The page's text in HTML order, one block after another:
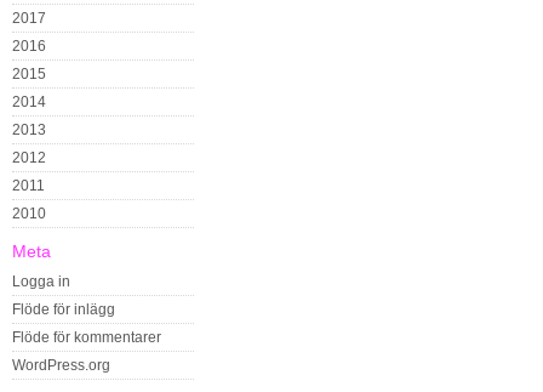
2017
2016
2015
2014
2013
2012
2011
2010
Meta
Logga in
Flöde för inlägg
Flöde för kommentarer
WordPress.org